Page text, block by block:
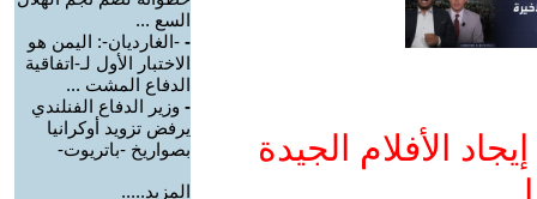
الأفلام الجيدة
السع ...
- -الغارديان-: اليمن هو
الاختبار الأول لـ-اتفاقية
الدفاع المشت ...
- وزير الدفاع الفنلندي
يرفض تزويد أوكرانيا
بصواريخ -باتريوت-
المزيد.....